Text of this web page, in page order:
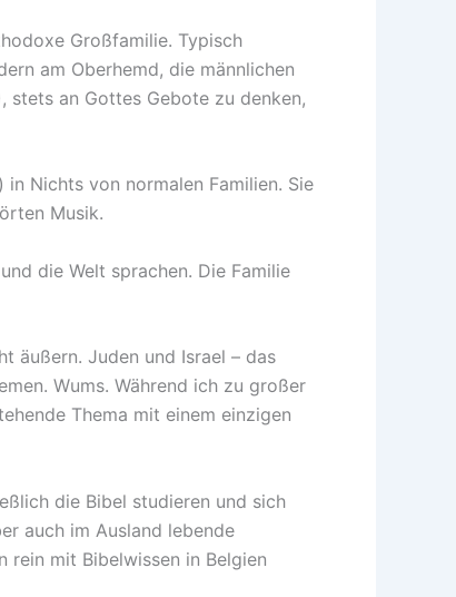
Großfamilie. Typisch
am Oberhemd, die männlichen
stets an Gottes Gebote zu denken,
Nichts von normalen Familien. Sie
Musik.
die Welt sprachen. Die Familie
äußern. Juden und Israel – das
Wums. Während ich zu großer
Thema mit einem einzigen
die Bibel studieren und sich
auch im Ausland lebende
mit Bibelwissen in Belgien